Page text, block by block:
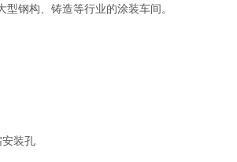
钢构、铸造等行业的涂装车间。
装孔